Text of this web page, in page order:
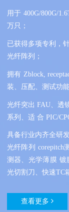
用于 400G/800G/
万只；
已获得多项专利，
光纤阵列；
拥有 Zblock,
装、压配、测试功
光纤突出 FAU、透
系列、适 合 PIC/
具备行业内齐全研
光纤阵列 corepitch
测器、光学薄膜 镀
光切割刀、快速TC
查看更多